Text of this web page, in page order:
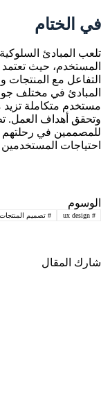
في الختام
تلعب المبادئ
المستخدم، حيث
التفاعل مع
المبادئ في مختلف
مستخدم متكاملة
وتحقق أهداف العمل.
للمصممين في رحلتهم
احتياجات المستخدمين
الوسوم
#
ux design
# تصميم
شارك المقال